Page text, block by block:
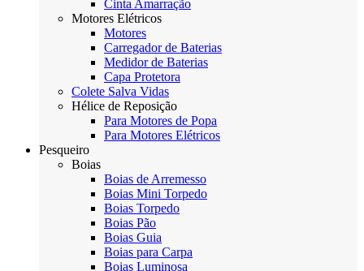
Cinta Amarração
Motores Elétricos
Motores
Carregador de Baterias
Medidor de Baterias
Capa Protetora
Colete Salva Vidas
Hélice de Reposição
Para Motores de Popa
Para Motores Elétricos
Pesqueiro
Boias
Boias de Arremesso
Boias Mini Torpedo
Boias Torpedo
Boias Pão
Boias Guia
Boias para Carpa
Boias Luminosa